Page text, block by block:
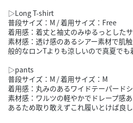
▷Long T-shirt
普段サイズ：M / 着用サイズ：Free
着用感：着丈と袖丈のみゆるっとした
素材感：透け感のあるシアー素材で肌
般的なロンTよりも涼しいので真夏でも
▷pants
普段サイズ：M / 着用サイズ：M
着用感：丸みのあるワイドテーパード
素材感：ワルツの軽やかでドレープ感
あるため取り敢えずこれ履いとけば良し